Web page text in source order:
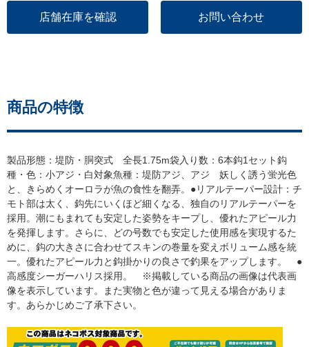
店舗在庫を確認 お問い合わせ
商品の特徴
製品形態：堤防・胴突式 全長1.75m袋入り数：6本鈎1セット鈎
種・色：小アジ・白対象魚種：堤防アジ、アジ 妖しく誘う蛍光色
と、きらめくオーロラが魚の食性を翻弄。●リアルテーパー設計：チ
モト部は太く、鈎先にいくほど細くなる、独自のリアルテーパーを
採用。潮にもまれても安定した姿勢をキープし、優れたアピール力
を発揮します。さらに、どの号数でも安定した使用感を実現するた
めに、鈎の大きさに合わせてスキンの巻量を変えボリューム感を統
一。優れたアピール力と鈎掛かりの良さで釣果をアップします。 ●
高感度シーガーハリス採用。 ※掲載している商品の画像は代表画
像を表示しています。また実物と色が違って見える場合がありま
す。あらかじめご了承下さい。